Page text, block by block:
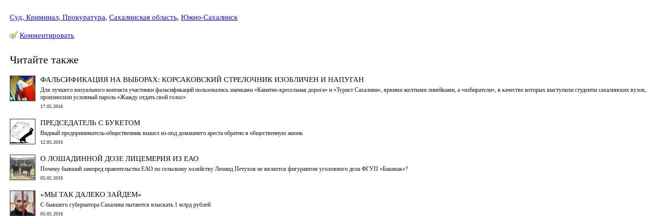
Суд, Криминал, Прокуратура, Сахалинская область, Южно-Сахалинск
Комментировать
Читайте также
ФАЛЬСИФИКАЦИЯ НА ВЫБОРАХ: КОРСАКОВСКИЙ CТРЕЛОЧНИК ИЗОБЛИЧЕН И НАПУГАН
Для лучшего визуального контакта участники фальсификаций пользовались значками «Канатно-кресельная дорога» и «Турист Сахалина», яркими желтыми линейками, а «избиратели», в качестве которых выступили студенты сахалинских вузов,
произносили условный пароль «Жажду отдать свой голос»
17.05.2016
ПРЕДСЕДАТЕЛЬ С БУКЕТОМ
Видный предприниматель-общественник вышел из-под домашнего ареста обратно в общественную жизнь
12.05.2016
О ЛОШАДИННОЙ ДОЗЕ ЛИЦЕМЕРИЯ ИЗ ЕАО
Почему бывший зампред правительства ЕАО по сельскому хозяйству Леонид Петухов не является фигурантом уголовного дела ФГУП «Башмак»?
05.05.2016
«МЫ ТАК ДАЛЕКО ЗАЙДЕМ»
С бывшего губернатора Сахалина пытаются взыскать 1 млрд рублей
05.05.2016